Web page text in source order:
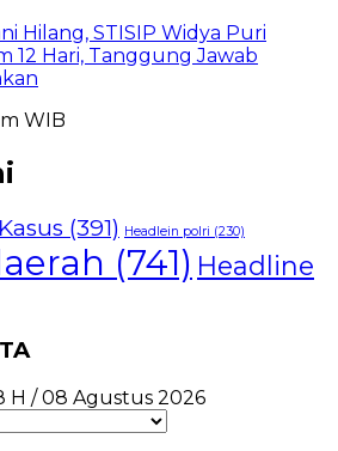
Hilang, STISIP Widya Puri
12 Hari, Tanggung Jawab
WIB
(391) Headlein polri (230)
(741) Headline
H / 08 Agustus 2026